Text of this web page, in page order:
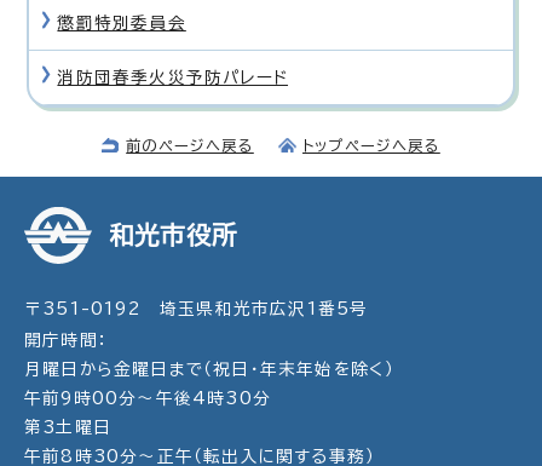
懲罰特別委員会
消防団春季火災予防パレード
前のページへ戻る トップページへ戻る
和光市役所
〒351-0192 埼玉県和光市広沢1番5号
開庁時間：
月曜日から金曜日まで（祝日・年末年始を除く）
午前9時00分～午後4時30分
第3土曜日
午前8時30分～正午（転出入に関する事務）